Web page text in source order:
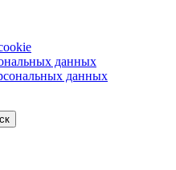
данных
данных